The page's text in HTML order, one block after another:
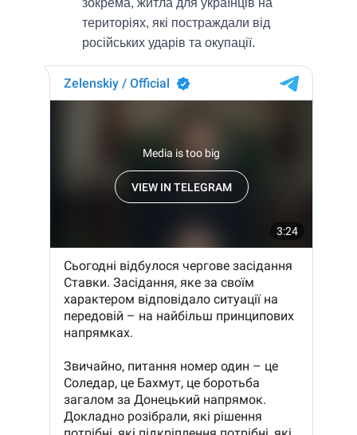
зокрема, житла для українців на
територіях, які постраждали від
російських ударів та окупації.